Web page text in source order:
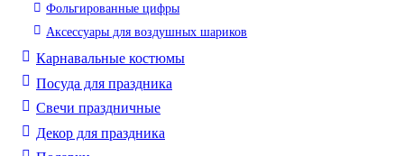
Фольгированные цифры
Аксессуары для воздушных шариков
Карнавальные костюмы
Посуда для праздника
Свечи праздничные
Декор для праздника